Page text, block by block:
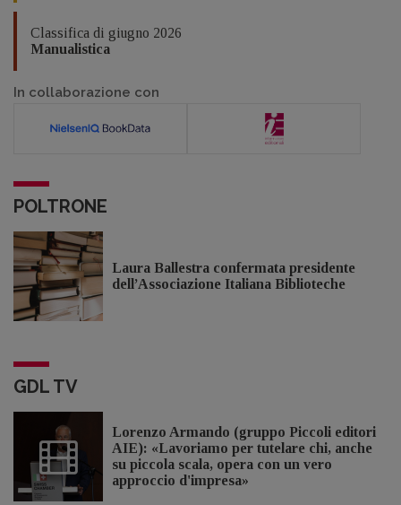
Classifica di giugno 2026
Manualistica
In collaborazione con
POLTRONE
Laura Ballestra confermata presidente
dell’Associazione Italiana Biblioteche
GDL TV
Lorenzo Armando (gruppo Piccoli editori
AIE): «Lavoriamo per tutelare chi, anche
su piccola scala, opera con un vero
approccio d'impresa»